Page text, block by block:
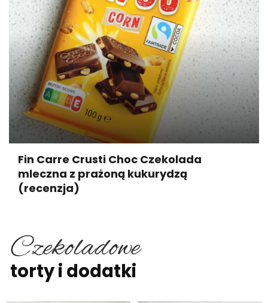
Fin Carre Crusti Choc Czekolada
mleczna z prażoną kukurydzą
(recenzja)
Czekoladowe
torty i dodatki